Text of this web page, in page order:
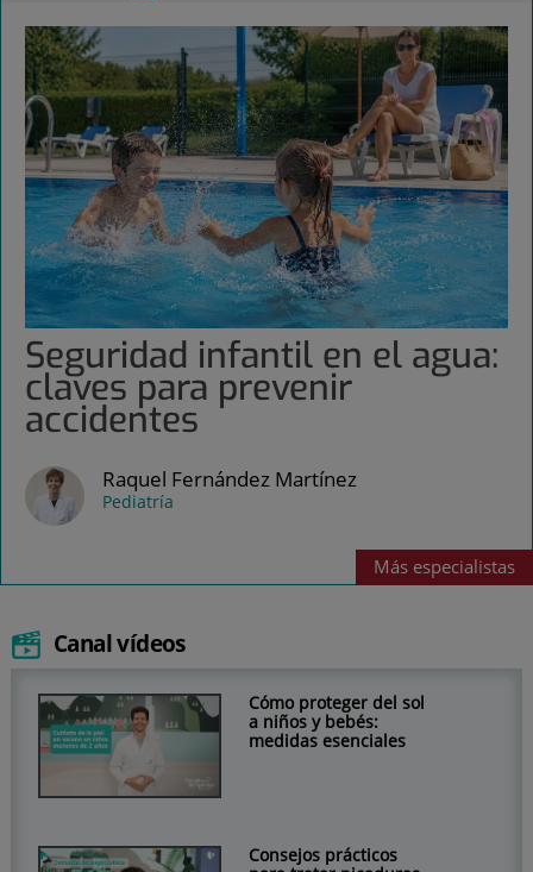
Seguridad infantil en el agua:
claves para prevenir
accidentes
Raquel Fernández Martínez
Pediatría
Más especialistas
Canal vídeos
Cómo proteger del sol
a niños y bebés:
medidas esenciales
Consejos prácticos